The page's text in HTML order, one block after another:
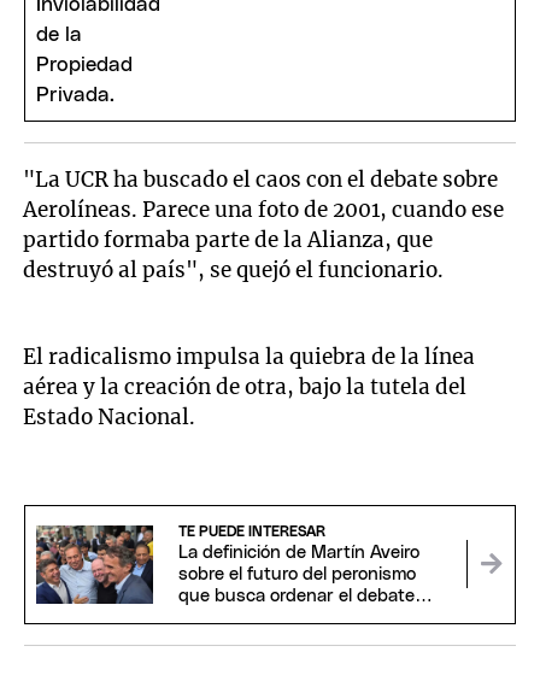
"La UCR ha buscado el caos con el debate sobre
Aerolíneas. Parece una foto de 2001, cuando ese
partido formaba parte de la Alianza, que
destruyó al país", se quejó el funcionario.
El radicalismo impulsa la quiebra de la línea
aérea y la creación de otra, bajo la tutela del
Estado Nacional.
TE PUEDE INTERESAR
La definición de Martín Aveiro
sobre el futuro del peronismo
que busca ordenar el debate